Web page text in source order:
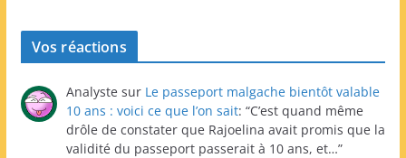
Vos réactions
Analyste sur Le passeport malgache bientôt valable
10 ans : voici ce que l’on sait: “C’est quand même
drôle de constater que Rajoelina avait promis que la
validité du passeport passerait à 10 ans, et…”